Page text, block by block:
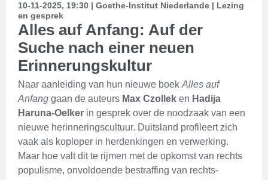
10-11-2025, 19:30 | Goethe-Institut Niederlande | Lezing
en gesprek
Alles auf Anfang: Auf der
Suche nach einer neuen
Erinnerungskultur
Naar aanleiding van hun nieuwe boek Alles auf
Anfang gaan de auteurs Max Czollek en Hadija
Haruna-Oelker in gesprek over de noodzaak van een
nieuwe herinneringscultuur. Duitsland profileert zich
vaak als koploper in herdenkingen en verwerking.
Maar hoe valt dit te rijmen met de opkomst van rechts
populisme, onvoldoende bestraffing van rechts-